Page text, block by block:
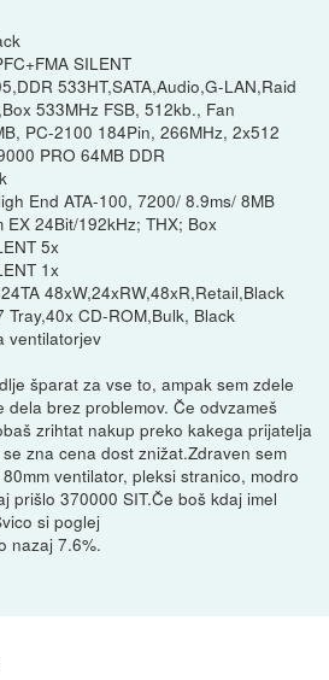
SILENT
533HT,SATA,Audio,G-LAN,Raid
533MHz FSB, 512kb., Fan
PC-2100 184Pin, 266MHz, 2x512
PRO 64MB DDR
End ATA-100, 7200/ 8.9ms/ 8MB
24Bit/192kHz; THX; Box
5x
1x
48xW,24xRW,48xR,Retail,Black
Tray,40x CD-ROM,Bulk, Black
ventilatorjev
šparat za vse to, ampak sem zdele
dela brez problemov. Če odvzameš
zrihtat nakup preko kakega prijatelja
zna cena dost znižat.Zdraven sem
ventilator, pleksi stranico, modro
prišlo 370000 SIT.Če boš kdaj imel
si poglej
nazaj 7.6%.